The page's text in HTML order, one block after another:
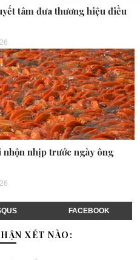
tâm đưa thương hiệu điều
nhịp trước ngày ông
FACEBOOK
XÉT NÀO: